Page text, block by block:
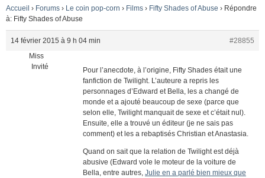
Accueil › Forums › Le coin pop-corn › Films › Fifty Shades of Abuse › Répondre
à: Fifty Shades of Abuse
14 février 2015 à 9 h 04 min
#28855
Miss
Invité
Pour l’anecdote, à l’origine, Fifty Shades était une
fanfiction de Twilight. L’auteure a repris les
personnages d’Edward et Bella, les a changé de
monde et a ajouté beaucoup de sexe (parce que
selon elle, Twilight manquait de sexe et c’était nul).
Ensuite, elle a trouvé un éditeur (je ne sais pas
comment) et les a rebaptisés Christian et Anastasia.
Quand on sait que la relation de Twilight est déjà
abusive (Edward vole le moteur de la voiture de
Bella, entre autres, Julie en a parlé bien mieux que